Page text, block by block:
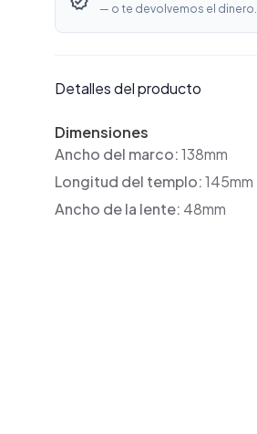
— o te devolvemos el dinero.
Detalles del producto
Dimensiones
Ancho del marco:138mm
Longitud del templo:145mm
Ancho de la lente: 48mm